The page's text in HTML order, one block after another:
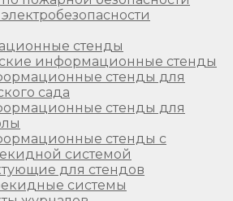
стенды
информационные стенды
стенды для
сада
стенды для
стенды с
системой
для стендов
системы